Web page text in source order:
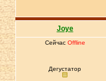
Joye
Сейчас Offline
Дегустатор